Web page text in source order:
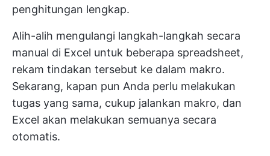
penghitungan lengkap.
Alih-alih mengulangi langkah-langkah secara
manual di Excel untuk beberapa spreadsheet,
rekam tindakan tersebut ke dalam makro.
Sekarang, kapan pun Anda perlu melakukan
tugas yang sama, cukup jalankan makro, dan
Excel akan melakukan semuanya secara
otomatis.